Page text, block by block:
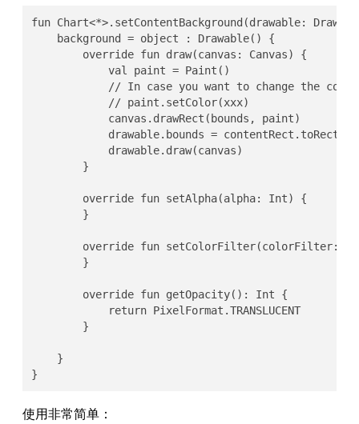
fun Chart<*>.setContentBackground(drawable:
    background = object : Drawable() {
        override fun draw(canvas: Canvas) {
            val paint = Paint()
// In case you want to change the
            // paint.setColor(xxx)
            canvas.drawRect(bounds, paint)
            drawable.bounds = contentRect.toRect()
            drawable.draw(canvas)
        }
        override fun setAlpha(alpha: Int) {
        }
override fun setColorFilter(colorFilter:
        }
        override fun getOpacity(): Int {
            return PixelFormat.TRANSLUCENT
        }
    }
}
使用非常简单：